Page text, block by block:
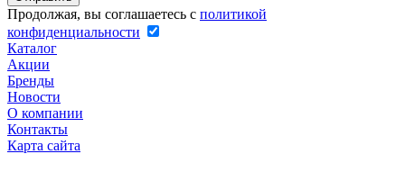
Продолжая, вы соглашаетесь с политикой
конфиденциальности
Каталог
Акции
Бренды
Новости
О компании
Контакты
Карта сайта